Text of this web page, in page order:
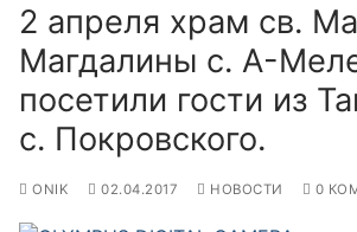
2 апреля храм св.
Магдалины с. А-
посетили гости из
с. Покровского.
ONIK 02.04.2017 НОВОСТИ 0